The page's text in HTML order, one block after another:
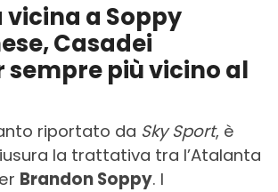
a Soppy
Casadei
sempre più vicino al
riportato da Sky Sport, è
la trattativa tra l’Atalanta
Brandon Soppy. I